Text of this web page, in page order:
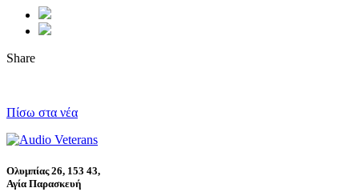
Share
Πίσω στα νέα
Ολυμπίας 26, 153 43,
Αγία Παρασκευή